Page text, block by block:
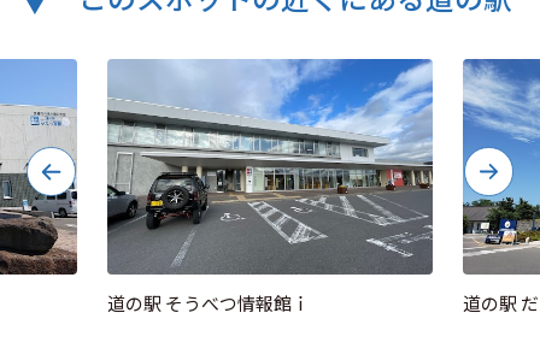
道の駅 そうべつ情報館ｉ 道の駅